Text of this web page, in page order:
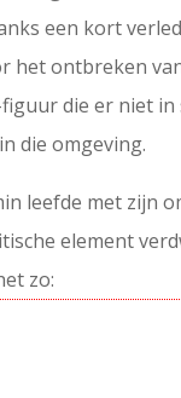
een kort
het ontbreken
die er niet in
die omgeving.
leefde met zijn
element
zo: